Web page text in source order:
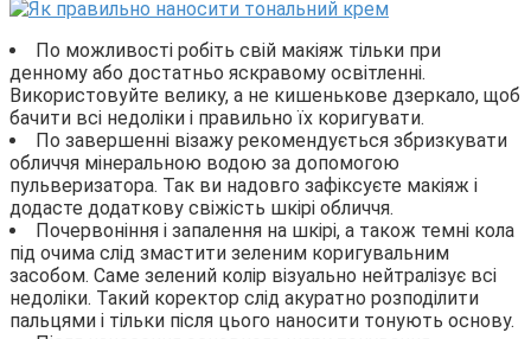
По можливості робіть свій макіяж тільки при
денному або достатньо яскравому освітленні.
Використовуйте велику, а не кишенькове дзеркало, щоб
бачити всі недоліки і правильно їх коригувати.
По завершенні візажу рекомендується збризкувати
обличчя мінеральною водою за допомогою
пульверизатора. Так ви надовго зафіксуєте макіяж і
додасте додаткову свіжість шкірі обличчя.
Почервоніння і запалення на шкірі, а також темні кола
під очима слід змастити зеленим коригувальним
засобом. Саме зелений колір візуально нейтралізує всі
недоліки. Такий коректор слід акуратно розподілити
пальцями і тільки після цього наносити тонують основу.